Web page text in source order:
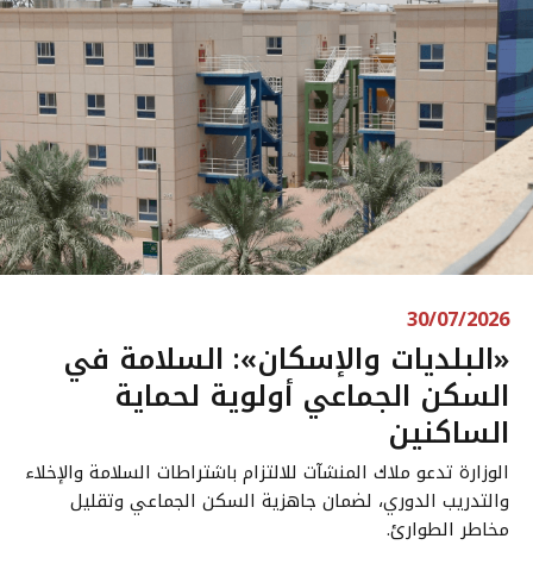
30/07/2026
«البلديات والإسكان»: السلامة في
السكن الجماعي أولوية لحماية
الساكنين
الوزارة تدعو ملاك المنشآت للالتزام باشتراطات السلامة والإخلاء
والتدريب الدوري، لضمان جاهزية السكن الجماعي وتقليل
مخاطر الطوارئ.